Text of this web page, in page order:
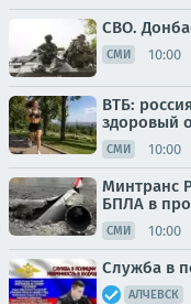
СВО.
СМИ 10:00
ВТБ:
здоровый
СМИ 10:00
Минтранс
БПЛА в
СМИ 10:00
Служба в
АЛЧЕВСК